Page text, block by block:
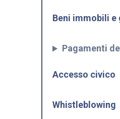
Beni immobili
Pagamenti
Accesso civico
Whistleblowing